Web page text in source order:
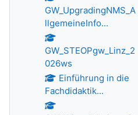
GW_UpgradingNMS_A
llgemeineInfo...
GW_STEOPgw_Linz_2
026ws
Einführung in die
Fachdidaktik...